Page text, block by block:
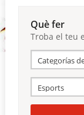
Reserves
Què fer
Troba el teu